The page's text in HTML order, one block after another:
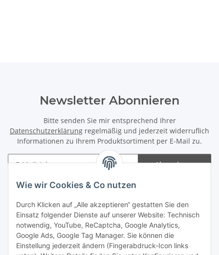
Wie wir Cookies & Co nutzen
Durch Klicken auf „Alle akzeptieren“ gestatten Sie den
Einsatz folgender Dienste auf unserer Website: Technisch
notwendig, YouTube, ReCaptcha, Google Analytics,
Google Ads, Google Tag Manager. Sie können die
Einstellung jederzeit ändern (Fingerabdruck-Icon links
Newsletter Abonnieren
Bitte senden Sie mir entsprechend Ihrer
Datenschutzerklärung regelmäßig und jederzeit widerruflich
Informationen zu Ihrem Produktsortiment per E-Mail zu.
Abonnieren
Newsletter Abonnieren
Informationen
Gesetzliche Informationen
Spieletreffs in Jülich & Umgebung